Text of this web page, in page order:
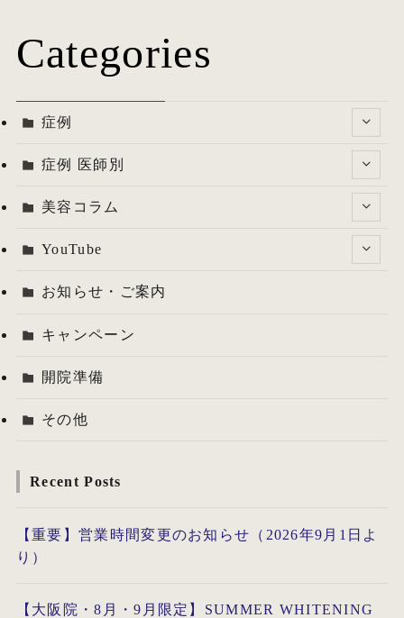
Categories
症例
症例 医師別
美容コラム
YouTube
お知らせ・ご案内
キャンペーン
開院準備
その他
Recent Posts
【重要】営業時間変更のお知らせ（2026年9月1日よ
り）
【大阪院・8月・9月限定】SUMMER WHITENING